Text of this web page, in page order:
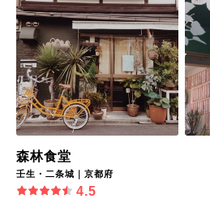
森林食堂
壬生・二条城｜京都府
4.5